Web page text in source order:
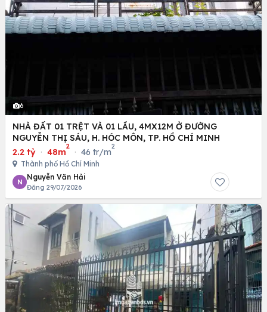
6
NHÀ ĐẤT 01 TRỆT VÀ 01 LẦU, 4MX12M Ở ĐƯỜNG
NGUYỄN THỊ SÁU, H. HÓC MÔN, TP. HỒ CHÍ MINH
2.2 tỷ · 48m
2
· 46 tr/m
2
Thành phố Hồ Chí Minh
N
Nguyễn Văn Hải
Đăng 29/07/2026